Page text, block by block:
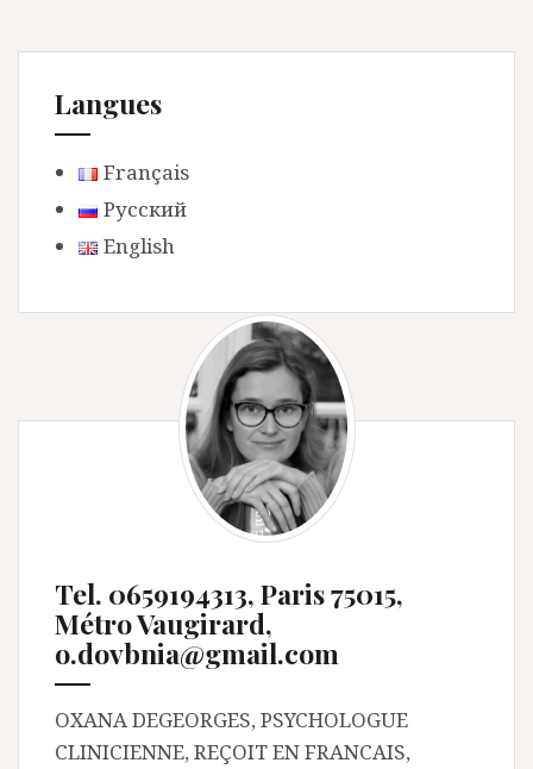
Langues
Français
Русский
English
Tel. 0659194313, Paris 75015,
Métro Vaugirard,
o.dovbnia@gmail.com
OXANA DEGEORGES, PSYCHOLOGUE
CLINICIENNE, REÇOIT EN FRANCAIS,